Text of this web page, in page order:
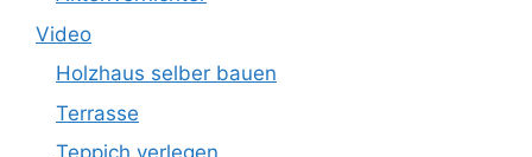
Video
Holzhaus selber bauen
Terrasse